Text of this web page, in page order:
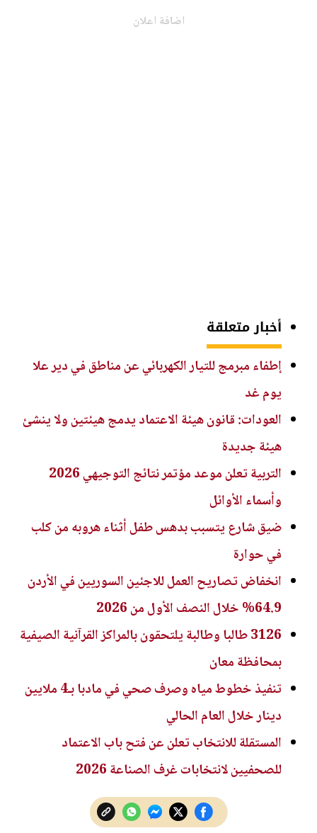
اضافة اعلان
أخبار متعلقة
إطفاء مبرمج للتيار الكهربائي عن مناطق في دير علا
يوم غد
العودات: قانون هيئة الاعتماد يدمج هيئتين ولا ينشئ
هيئة جديدة
التربية تعلن موعد مؤتمر نتائج التوجيهي 2026
وأسماء الأوائل
ضيق شارع يتسبب بدهس طفل أثناء هروبه من كلب
في حوارة
انخفاض تصاريح العمل للاجئين السوريين في الأردن
64.9% خلال النصف الأول من 2026
3126 طالبا وطالبة يلتحقون بالمراكز القرآنية الصيفية
بمحافظة معان
تنفيذ خطوط مياه وصرف صحي في مادبا بـ4 ملايين
دينار خلال العام الحالي
المستقلة للانتخاب تعلن عن فتح باب الاعتماد
للصحفيين لانتخابات غرف الصناعة 2026